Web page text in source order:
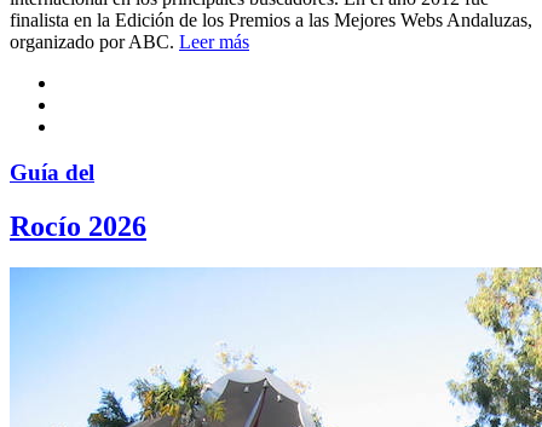
finalista en la Edición de los Premios a las Mejores Webs Andaluzas,
organizado por ABC. Leer más
Guía del
Rocío 2026